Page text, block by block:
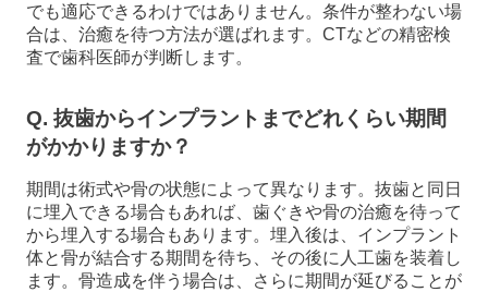
でも適応できるわけではありません。条件が整わない場
合は、治癒を待つ方法が選ばれます。CTなどの精密検
査で歯科医師が判断します。
Q. 抜歯からインプラントまでどれくらい期間
がかかりますか？
期間は術式や骨の状態によって異なります。抜歯と同日
に埋入できる場合もあれば、歯ぐきや骨の治癒を待って
から埋入する場合もあります。埋入後は、インプラント
体と骨が結合する期間を待ち、その後に人工歯を装着し
ます。骨造成を伴う場合は、さらに期間が延びることが